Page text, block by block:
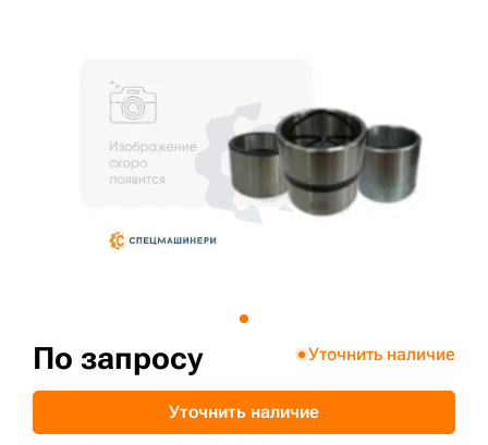
По запросу Уточнить наличие
Уточнить наличие
3D тур по производству
3D тур по складам
sksale@skdst.ru